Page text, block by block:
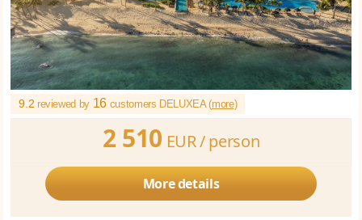
9.2 reviewed by 16customers DELUXEA (more)
2 510 EUR /person
More details